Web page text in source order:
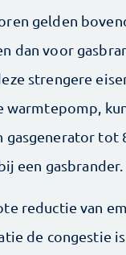
gelden
dan voor
strengere
warmtepomp,
gasgenerator tot
een gasbrander.
reductie van
de congestie